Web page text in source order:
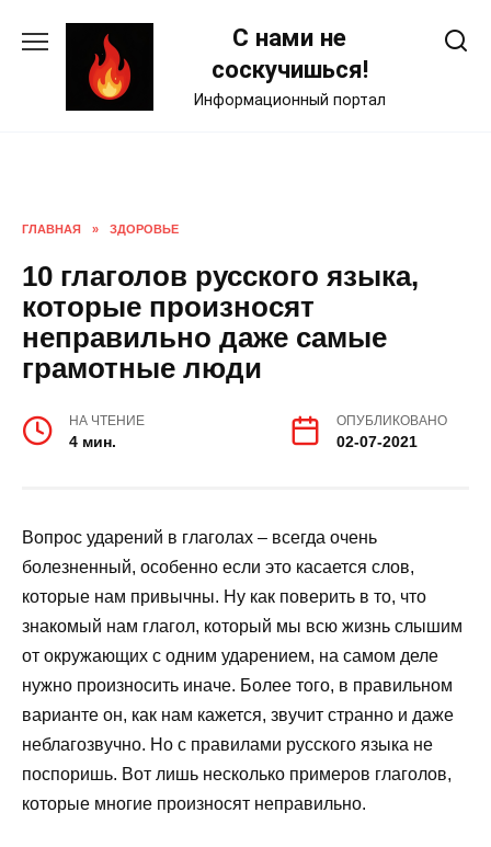
С нами не
соскучишься!
Информационный портал
ГЛАВНАЯ » ЗДОРОВЬЕ
10 глаголов русского языка,
которые произносят
неправильно даже самые
грамотные люди
НА ЧТЕНИЕ
4 мин.
ОПУБЛИКОВАНО
02-07-2021
Вопрос ударений в глаголах – всегда очень
болезненный, особенно если это касается слов,
которые нам привычны. Ну как поверить в то, что
знакомый нам глагол, который мы всю жизнь слышим
от окружающих с одним ударением, на самом деле
нужно произносить иначе. Более того, в правильном
варианте он, как нам кажется, звучит странно и даже
неблагозвучно. Но с правилами русского языка не
поспоришь. Вот лишь несколько примеров глаголов,
которые многие произносят неправильно.